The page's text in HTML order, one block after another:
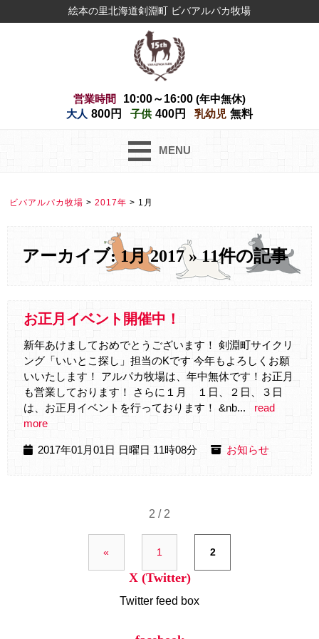
絵本の里北海道剣淵町 ビバアルパカ牧場
営業時間 10:00～16:00 (年中無休)
大人 800円 子供 400円 乳幼児 無料
MENU
ビバアルパカ牧場 > 2017年 > 1月
アーカイブ: 1月 2017 » 11件の記事
お正月イベント開催中！
新年あけましておめでとうございます！ 剣淵町サイクリ
ング「いいとこ探し」担当のKです 今年もよろしくお願
いいたします！ アルパカ牧場は、年中無休です！お正月
も営業しております！ さらに１月 １日、２日、３日
は、お正月イベントを行っております！ &nb...
read
more
2017年01月01日 日曜日 11時08分 お知らせ
2 / 2
« 1 2
X (Twitter)
Twitter feed box